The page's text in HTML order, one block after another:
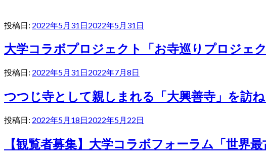
投稿日: 2022年5月31日2022年5月31日
大学コラボプロジェクト「お寺巡りプロジェク
投稿日: 2022年5月31日2022年7月8日
つつじ寺として親しまれる「大興善寺」を訪
投稿日: 2022年5月18日2022年5月22日
【観覧者募集】大学コラボフォーラム「世界